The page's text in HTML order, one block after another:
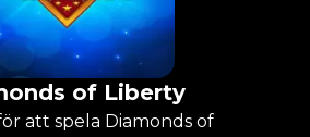
of Liberty
att spela Diamonds of